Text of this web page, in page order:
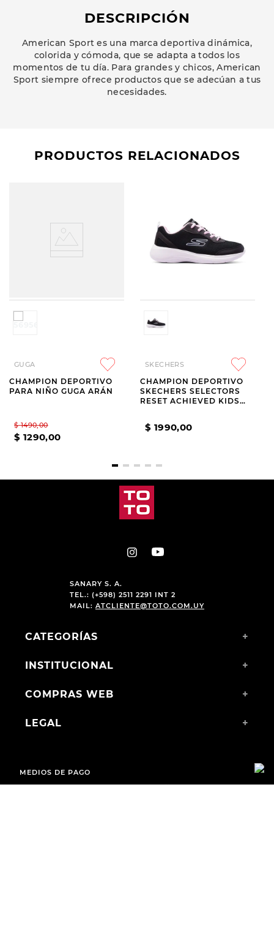
DESCRIPCIÓN
American Sport es una marca deportiva dinámica,
colorida y cómoda, que se adapta a todos los
momentos de tu día. Para grandes y chicos, American
Sport siempre ofrece productos que se adecúan a tus
necesidades.
PRODUCTOS RELACIONADOS
GUGA
CHAMPION DEPORTIVO
PARA NIÑO GUGA ARÁN
$ 1490,00
$ 1290,00
SKECHERS
CHAMPION DEPORTIVO
SKECHERS SELECTORS
RESET ACHIEVED KIDS
$ 1990,00
SANARY S. A.
TEL.: (+598) 2511 2291 INT 2
MAIL: ATCLIENTE@TOTO.COM.UY
CATEGORÍAS +
INSTITUCIONAL +
COMPRAS WEB +
LEGAL +
MEDIOS DE PAGO